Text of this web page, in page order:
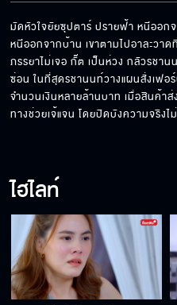
คุณวา อ
มาอีกเล
ป้าไปวัด
สมน้ำหน้
มัดหัวใจยัยซุปตาร์ ปรายฟ้า หนีออก
หนีออกจากบ้าน เขาตามไปอาละวา
ภรรยาไม่เจอ กั๊ต เป็นห่วง กลัวรชา
ซ่อน ในที่สุดรชานนท์วางแผนสั่งเฟอร์
จำนวนเงินหลายล้านบาท เมื่อสินค้า
ทางช่วยเจ้แจน โดยปิดบังความจริงไ
ไฮไลท์